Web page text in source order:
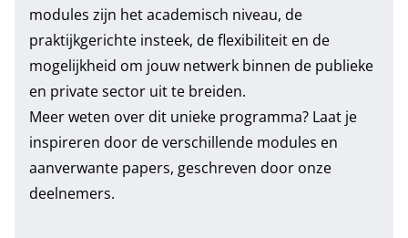
modules zijn het academisch niveau, de
praktijkgerichte insteek, de flexibiliteit en de
mogelijkheid om jouw netwerk binnen de publieke
en private sector uit te breiden.
Meer weten over dit unieke programma? Laat je
inspireren door de verschillende modules en
aanverwante papers, geschreven door onze
deelnemers.